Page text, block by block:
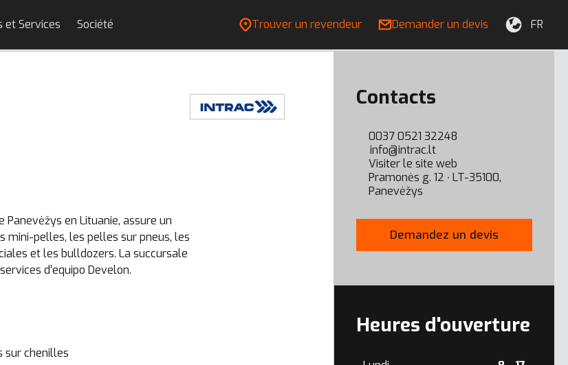
et Services Société Trouver un revendeur Demander un devis FR
Panevėžys en Lituanie, assure un
mini-pelles, les pelles sur pneus, les
et les bulldozers. La succursale
d’equipo Develon.
sur chenilles
Contacts
0037 0521 32248
info@intrac.lt
Visiter le site web
Pramonės g. 12 ∙ LT-35100,
Panevėžys
Demandez un devis
Heures d'ouverture